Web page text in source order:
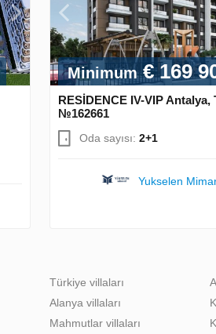
Minimum€ 169
RESİDENCE IV-VIP Antalya,
№162661
Oda sayısı: 2+1
Yukselen
Türkiye villaları
Alanya villaları
Mahmutlar villaları